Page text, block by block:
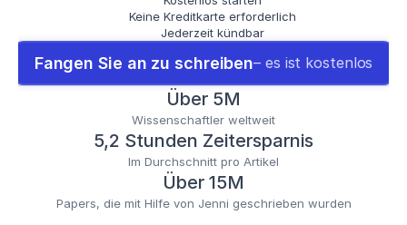
Keine Kreditkarte erforderlich
Jederzeit kündbar
Fangen Sie an zu schreiben– es ist kostenlos
Über 5M
Wissenschaftler weltweit
5,2 Stunden Zeitersparnis
Im Durchschnitt pro Artikel
Über 15M
Papers, die mit Hilfe von Jenni geschrieben wurden